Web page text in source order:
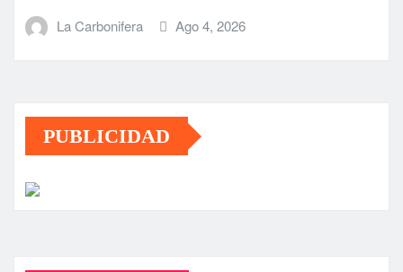
La Carbonifera Ago 4, 2026
PUBLICIDAD